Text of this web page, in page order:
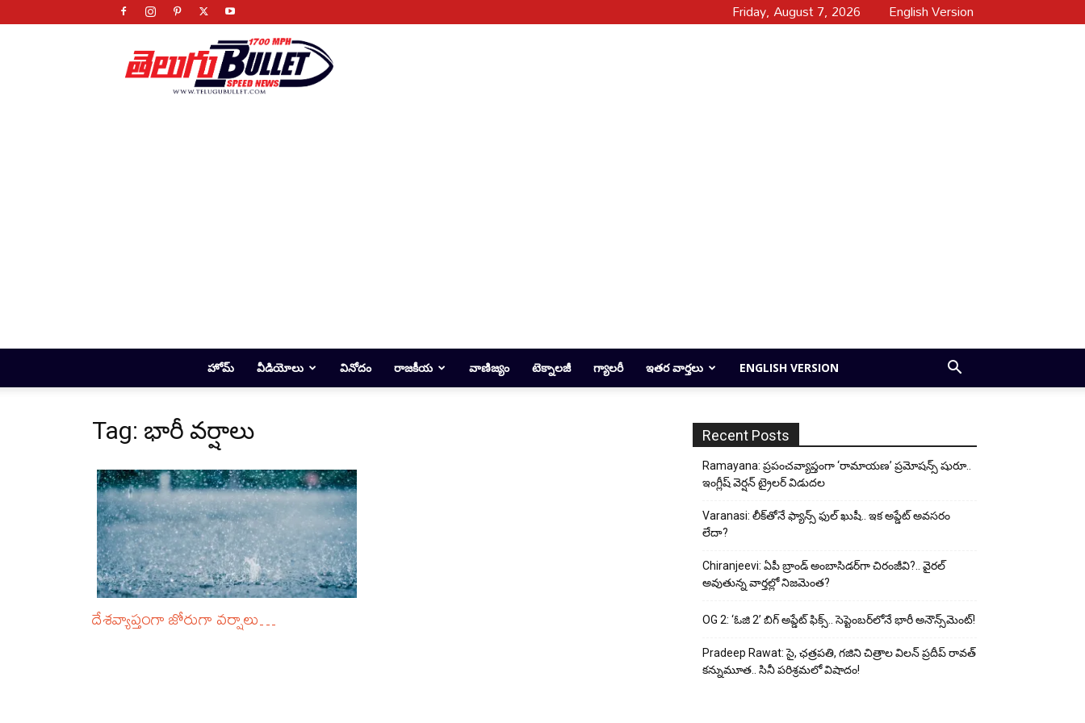
Friday, August 7, 2026 English Version
Telugu
Bullet
హోమ్ వీడియోలు వినోదం రాజకీయ వాణిజ్యం టెక్నాలజీ గ్యాలరీ ఇతర వార్తలు ENGLISH VERSION
Tag: భారీ వర్షాలు
దేశవ్యాప్తంగా జోరుగా వర్షాలు…
Recent Posts
Ramayana: ప్రపంచవ్యాప్తంగా ‘రామాయణ’ ప్రమోషన్స్ షురూ..
ఇంగ్లీష్ వెర్షన్ ట్రైలర్ విడుదల
Varanasi: లీక్‌తోనే ఫ్యాన్స్ ఫుల్ ఖుషీ.. ఇక అప్డేట్ అవసరం
లేదా?
Chiranjeevi: ఏపీ బ్రాండ్ అంబాసిడర్‌గా చిరంజీవి?.. వైరల్
అవుతున్న వార్తల్లో నిజమెంత?
OG 2: ‘ఓజి 2’ బిగ్ అప్డేట్ ఫిక్స్.. సెప్టెంబర్‌లోనే భారీ అనౌన్స్‌మెంట్!
Pradeep Rawat: సై, ఛత్రపతి, గజిని చిత్రాల విలన్ ప్రదీప్ రావత్
కన్నుమూత.. సినీ పరిశ్రమలో విషాదం!